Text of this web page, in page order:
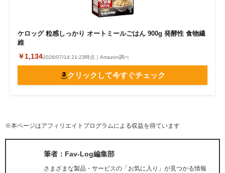
ケロッグ 粒感しっかり オートミールごはん 900g 発酵性 食物繊
維
￥1,1342026/07/14 21:23時点｜Amazon調べ
クリックして今すぐチェック
※本ページはアフィリエイトプログラムによる収益を得ています
筆者：Fav-Log編集部
さまざまな製品・サービスの「お気に入り」が見つかる情報